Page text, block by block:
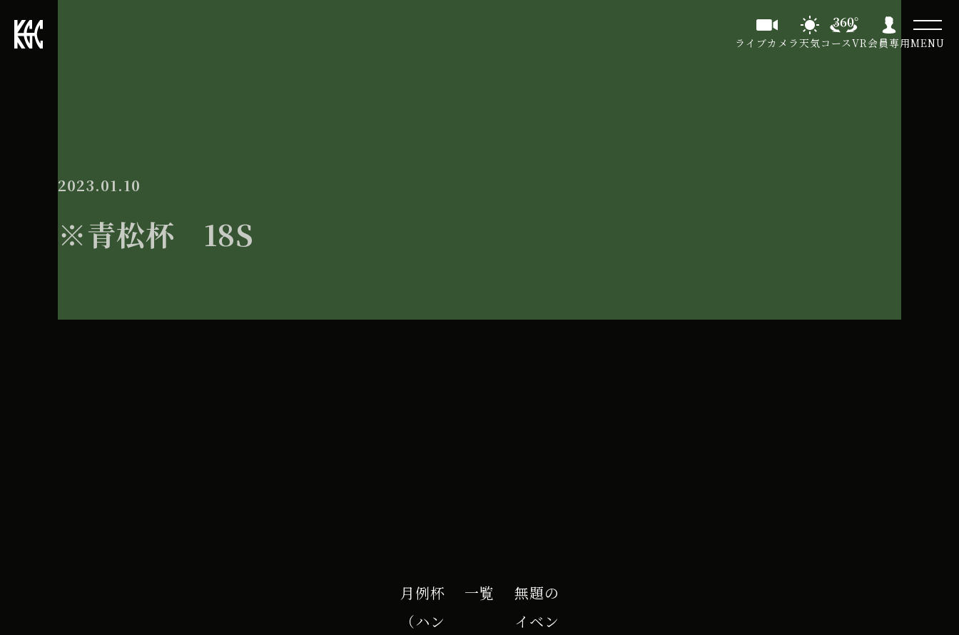
ライブカメラ天気コースVR会員専用MENU
2023.01.10
※青松杯 18S
月例杯
（ハン
一覧
無題の
イベン